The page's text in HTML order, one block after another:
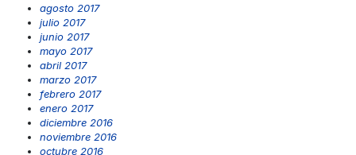
agosto 2017
julio 2017
junio 2017
mayo 2017
abril 2017
marzo 2017
febrero 2017
enero 2017
diciembre 2016
noviembre 2016
octubre 2016